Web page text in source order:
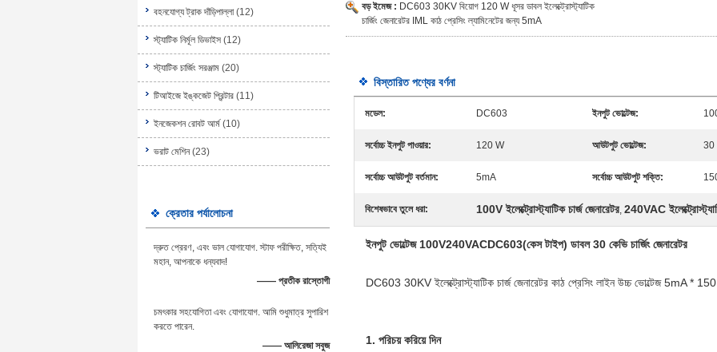
বহনযোগ্য ট্রাক দাঁড়িপাল্লা (12)
স্ট্যাটিক নির্মূল ডিভাইস (12)
স্ট্যাটিক চার্জিং সরঞ্জাম (20)
টিআইজে ইঙ্কজেট প্রিন্টার (11)
ইনজেকশন রোবট আর্ম (10)
ভরাট মেশিন (23)
ক্রেতার পর্যালোচনা
দ্রুত প্রেরণ, এবং ভাল যোগাযোগ. স্টাফ পরীক্ষিত, সত্যিই
মহান, আপনাকে ধন্যবাদ!
—— প্রতীক রাস্তোগী
চমৎকার সহযোগিতা এবং যোগাযোগ. আমি শুধুমাত্র সুপারিশ
করতে পারেন.
—— আলিরেজা সবুজ
বড় ইমেজ : DC603 30KV বিয়োগ 120 W ধূসর ডাবল ইলেক্ট্রোস্ট্যাটিক
চার্জিং জেনারেটর IML কাঠ প্রেসিং ল্যামিনেটের জন্য 5mA
বিস্তারিত পণ্যের বর্ণনা
মডেল: DC603 ইনপুট ভোল্টেজ:
সর্বোচ্চ ইনপুট পাওয়ার: 120 W আউটপুট ভোল্টেজ: 30
সর্বোচ্চ আউটপুট বর্তমান: 5mA সর্বোচ্চ আউটপুট শক্তি:
বিশেষভাবে তুলে ধরা: 100V ইলেক্ট্রোস্ট্যাটিক চার্জ জেনারেটর, 240VAC
ইনপুট ভোল্টেজ 100V240VACDC603(কেস টাইপ) ডাবল 30 কেভি চার্জিং জেনারেটর
DC603 30KV ইলেক্ট্রোস্ট্যাটিক চার্জ জেনারেটর কাঠ প্রেসিং লাইন উচ্চ ভোল্টেজ 5mA *
1. পরিচয় করিয়ে দিন